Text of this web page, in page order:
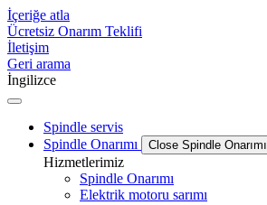
İçeriğe atla
Ücretsiz Onarım Teklifi
İletişim
Geri arama
İngilizce
Spindle servis
Spindle Onarımı
Close Spindle Onarımı
Hizmetlerimiz
Spindle Onarımı
Elektrik motoru sarımı